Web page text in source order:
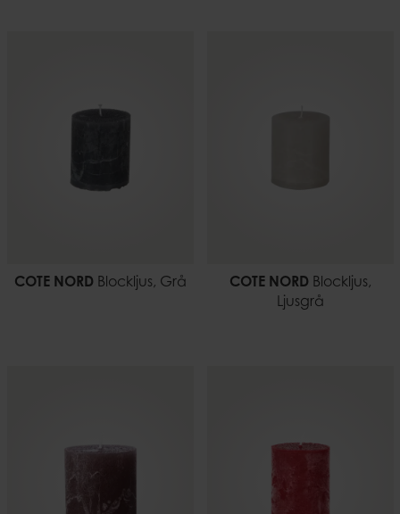
COTE NORD Blockljus, Grå COTE NORD Blockljus,
Ljusgrå